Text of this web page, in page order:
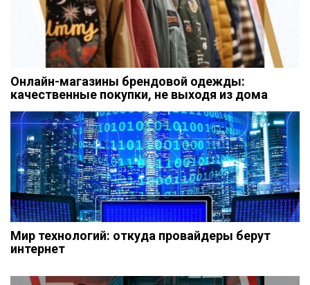
Онлайн-магазины брендовой одежды:
качественные покупки, не выходя из дома
Мир технологий: откуда провайдеры берут
интернет